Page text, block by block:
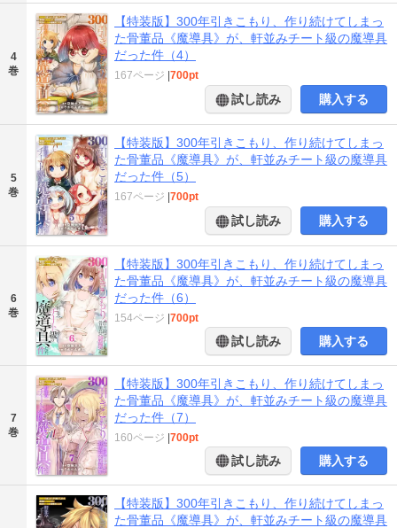
4
巻
【特装版】300年引きこもり、作り続けてしまっ
た骨董品《魔導具》が、軒並みチート級の魔導具
だった件（4）
167ページ |700pt
試し読み 購入する
5
巻
【特装版】300年引きこもり、作り続けてしまっ
た骨董品《魔導具》が、軒並みチート級の魔導具
だった件（5）
167ページ |700pt
試し読み 購入する
6
巻
【特装版】300年引きこもり、作り続けてしまっ
た骨董品《魔導具》が、軒並みチート級の魔導具
だった件（6）
154ページ |700pt
試し読み 購入する
7
巻
【特装版】300年引きこもり、作り続けてしまっ
た骨董品《魔導具》が、軒並みチート級の魔導具
だった件（7）
160ページ |700pt
試し読み 購入する
【特装版】300年引きこもり、作り続けてしまっ
た骨董品《魔導具》が、軒並みチート級の魔導具